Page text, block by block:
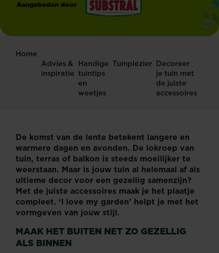
Aangeboden door
Home
Advies &
inspiratie
Handige
tuintips
en
weetjes
Tuinplezier Decoreer
je tuin met
de juiste
accessoires
De komst van de lente betekent langere en
warmere dagen en avonden. De lokroep van
tuin, terras of balkon is steeds moeilijker te
weerstaan. Maar is jouw tuin al helemaal af als
ultieme decor voor een gezellig samenzijn?
Met de juiste accessoires maak je het plaatje
compleet. ‘I love my garden’ helpt je met het
vormgeven van jouw stijl.
MAAK HET BUITEN NET ZO GEZELLIG
ALS BINNEN